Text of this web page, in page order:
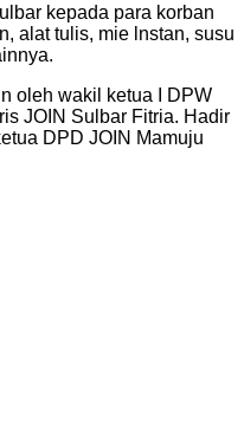
kepada para korban
alat tulis, mie lnstan, susu
oleh wakil ketua I DPW
JOIN Sulbar Fitria. Hadir
DPD JOIN Mamuju